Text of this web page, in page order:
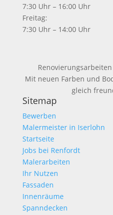
7:30 Uhr – 16:00 Uhr
Freitag:
7:30 Uhr – 14:00 Uhr
Mit neuen Farben und
gleich
Sitemap
Bewerben
Malermeister in Iserlohn
Startseite
Jobs bei Renfordt
Malerarbeiten
Ihr Nutzen
Fassaden
Innenräume
Spanndecken